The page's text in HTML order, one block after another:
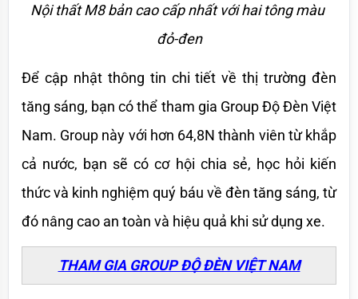
Nội thất M8 bản cao cấp nhất với hai tông màu
đỏ-đen
Để cập nhật thông tin chi tiết về thị trường đèn
tăng sáng, bạn có thể tham gia Group Độ Đèn Việt
Nam. Group này với hơn 64,8N thành viên từ khắp
cả nước, bạn sẽ có cơ hội chia sẻ, học hỏi kiến
thức và kinh nghiệm quý báu về đèn tăng sáng, từ
đó nâng cao an toàn và hiệu quả khi sử dụng xe.
THAM GIA GROUP ĐỘ ĐÈN VIỆT NAM